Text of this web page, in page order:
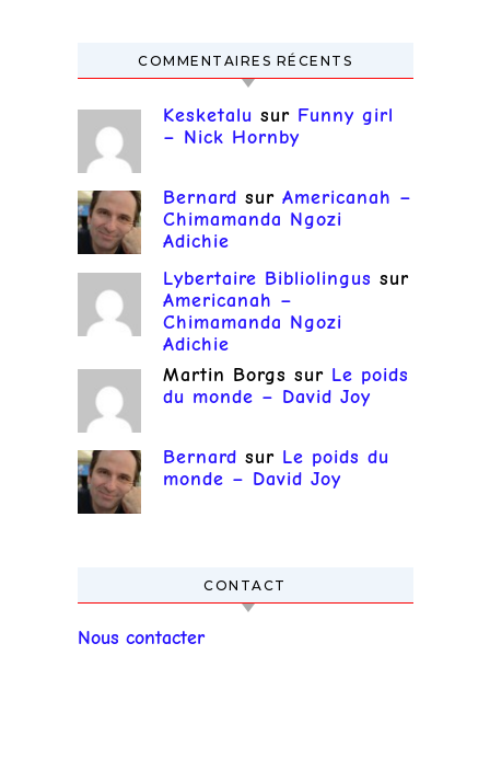
COMMENTAIRES RÉCENTS
Kesketalu sur Funny girl
– Nick Hornby
Bernard sur Americanah –
Chimamanda Ngozi
Adichie
Lybertaire Bibliolingus sur
Americanah –
Chimamanda Ngozi
Adichie
Martin Borgs sur Le poids
du monde – David Joy
Bernard sur Le poids du
monde – David Joy
CONTACT
Nous contacter